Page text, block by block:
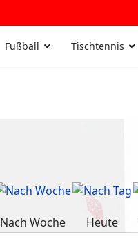
Fußball Tischtennis
Nach Woche Heute